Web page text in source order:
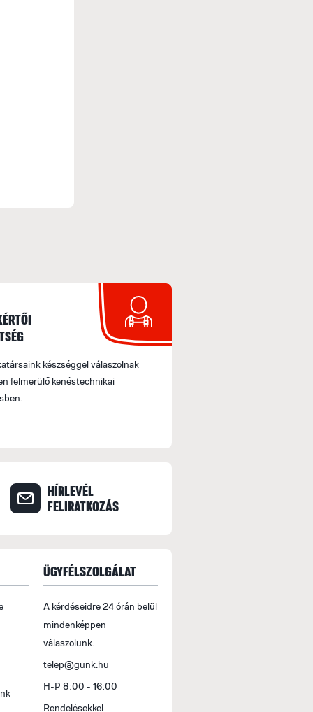
készséggel válaszolnak
felmerülő kenéstechnikai
HÍRLEVÉL
FELIRATKOZÁS
ÜGYFÉLSZOLGÁLAT
A kérdéseidre 24 órán belül
mindenképpen
válaszolunk.
telep@gunk.hu
H-P 8:00 - 16:00
Rendelésekkel